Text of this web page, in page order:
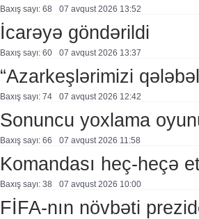
Baxış sayı: 68 07 avqust 2026 13:52
İcarəyə göndərildi
Baxış sayı: 60 07 avqust 2026 13:37
“Azarkeşlərimizi
Baxış sayı: 74 07 avqust 2026 12:42
Sonuncu yoxlama
Baxış sayı: 66 07 avqust 2026 11:58
Komandası heç-heçə
Baxış sayı: 38 07 avqust 2026 10:00
FİFA-nın növbəti